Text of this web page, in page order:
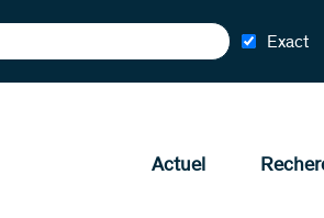
Exact
Actuel